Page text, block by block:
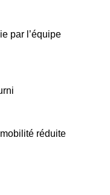
par l’équipe
réduite